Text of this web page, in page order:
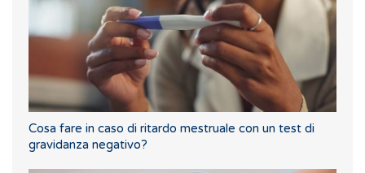
Cosa fare in caso di ritardo mestruale con un test di
gravidanza negativo?